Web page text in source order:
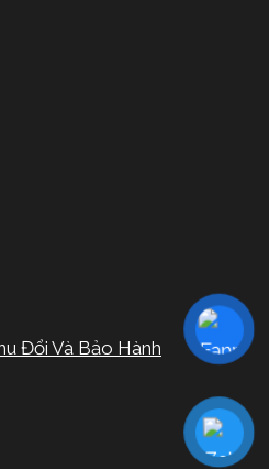
Đổi Và Bảo Hành